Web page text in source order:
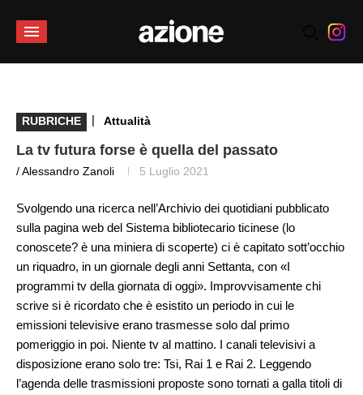
RUBRICHE | Attualità
La tv futura forse è quella del passato
/ Alessandro Zanoli 5 Luglio 2021
Svolgendo una ricerca nell’Archivio dei quotidiani pubblicato
sulla pagina web del Sistema bibliotecario ticinese (lo
conoscete? è una miniera di scoperte) ci è capitato sott’occhio
un riquadro, in un giornale degli anni Settanta, con «I
programmi tv della giornata di oggi». Improvvisamente chi
scrive si è ricordato che è esistito un periodo in cui le
emissioni televisive erano trasmesse solo dal primo
pomeriggio in poi. Niente tv al mattino. I canali televisivi a
disposizione erano solo tre: Tsi, Rai 1 e Rai 2. Leggendo
l’agenda delle trasmissioni proposte sono tornati a galla titoli di